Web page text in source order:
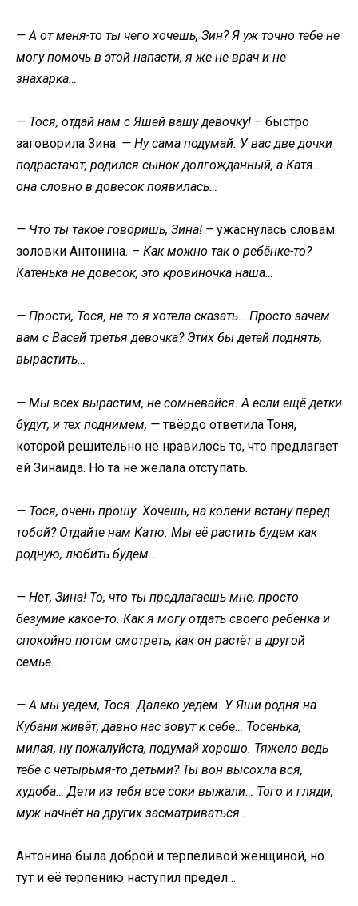
— А от меня-то ты чего хочешь, Зин? Я уж точно тебе не
могу помочь в этой напасти, я же не врач и не
знахарка…
— Тося, отдай нам с Яшей вашу девочку! – быстро
заговорила Зина. — Ну сама подумай. У вас две дочки
подрастают, родился сынок долгожданный, а Катя…
она словно в довесок появилась…
— Что ты такое говоришь, Зина! – ужаснулась словам
золовки Антонина. – Как можно так о ребёнке-то?
Катенька не довесок, это кровиночка наша…
— Прости, Тося, не то я хотела сказать… Просто зачем
вам с Васей третья девочка? Этих бы детей поднять,
вырастить…
— Мы всех вырастим, не сомневайся. А если ещё детки
будут, и тех поднимем, —твёрдо ответила Тоня,
которой решительно не нравилось то, что предлагает
ей Зинаида. Но та не желала отступать.
— Тося, очень прошу. Хочешь, на колени встану перед
тобой? Отдайте нам Катю. Мы её растить будем как
родную, любить будем…
— Нет, Зина! То, что ты предлагаешь мне, просто
безумие какое-то. Как я могу отдать своего ребёнка и
спокойно потом смотреть, как он растёт в другой
семье…
— А мы уедем, Тося. Далеко уедем. У Яши родня на
Кубани живёт, давно нас зовут к себе… Тосенька,
милая, ну пожалуйста, подумай хорошо. Тяжело ведь
тебе с четырьмя-то детьми? Ты вон высохла вся,
худоба… Дети из тебя все соки выжали… Того и гляди,
муж начнёт на других засматриваться…
Антонина была доброй и терпеливой женщиной, но
тут и её терпению наступил предел…